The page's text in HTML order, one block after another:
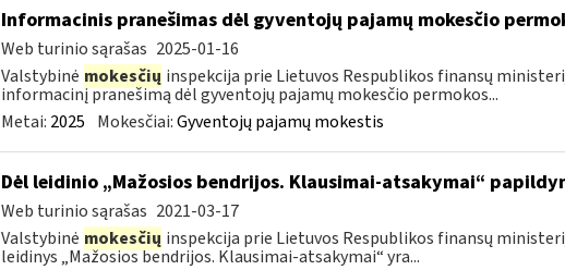
Informacinis pranešimas dėl gyventojų pajamų mokesčio
Web turinio sąrašas 2025-01-16
Valstybinė mokesčių inspekcija prie Lietuvos Respublikos finansų
informacinį pranešimą dėl gyventojų pajamų mokesčio permokos...
Metai: 2025 Mokesčiai:Gyventojų pajamų mokestis
Dėl leidinio „Mažosios bendrijos. Klausimai-atsakymai“
Web turinio sąrašas 2021-03-17
Valstybinė mokesčių inspekcija prie Lietuvos Respublikos finansų
leidinys „Mažosios bendrijos. Klausimai-atsakymai“ yra...